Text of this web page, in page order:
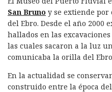
San Bruno y se extiende
del Ebro. Desde el año 2000
hallados en las
las cuales sacaron a la luz
comunicaba la orilla del
En la actualidad se
construido entre la época del